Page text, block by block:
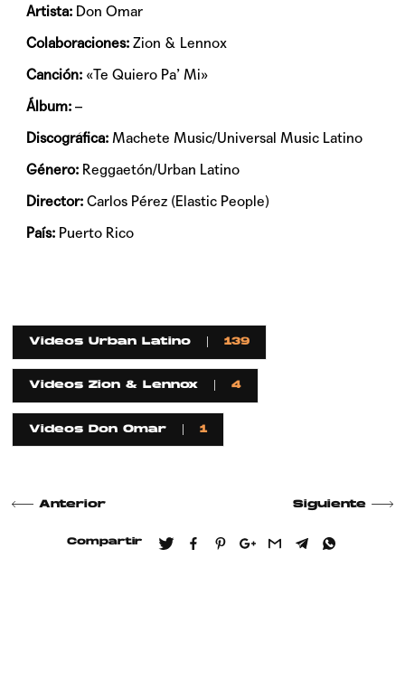
Artista: Don Omar
Colaboraciones: Zion & Lennox
Canción: «Te Quiero Pa’ Mi»
Álbum: –
Discográfica: Machete Music/Universal Music Latino
Género: Reggaetón/Urban Latino
Director: Carlos Pérez (Elastic People)
País: Puerto Rico
Videos Urban Latino 139
Videos Zion & Lennox 4
Videos Don Omar 1
Anterior Siguiente
Compartir